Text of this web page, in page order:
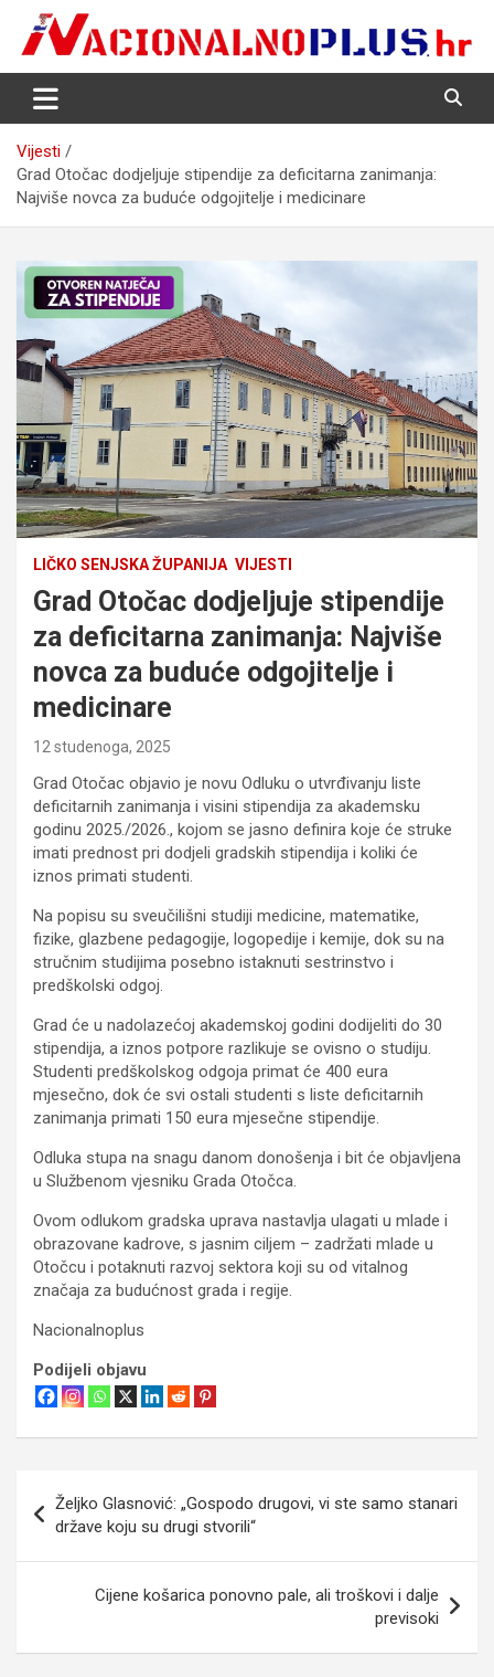
content
NacionalnoPlus.hr
Nacija želi znati više
Vijesti
Grad Otočac dodjeljuje stipendije za deficitarna zanimanja:
Najviše novca za buduće odgojitelje i medicinare
LIČKO SENJSKA ŽUPANIJA VIJESTI
Grad Otočac dodjeljuje stipendije
za deficitarna zanimanja: Najviše
novca za buduće odgojitelje i
medicinare
12 studenoga, 2025
Grad Otočac objavio je novu Odluku o utvrđivanju liste
deficitarnih zanimanja i visini stipendija za akademsku
godinu 2025./2026., kojom se jasno definira koje će struke
imati prednost pri dodjeli gradskih stipendija i koliki će
iznos primati studenti.
Na popisu su sveučilišni studiji medicine, matematike,
fizike, glazbene pedagogije, logopedije i kemije, dok su na
stručnim studijima posebno istaknuti sestrinstvo i
predškolski odgoj.
Grad će u nadolazećoj akademskoj godini dodijeliti do 30
stipendija, a iznos potpore razlikuje se ovisno o studiju.
Studenti predškolskog odgoja primat će 400 eura
mjesečno, dok će svi ostali studenti s liste deficitarnih
zanimanja primati 150 eura mjesečne stipendije.
Odluka stupa na snagu danom donošenja i bit će objavljena
u Službenom vjesniku Grada Otočca.
Ovom odlukom gradska uprava nastavlja ulagati u mlade i
obrazovane kadrove, s jasnim ciljem – zadržati mlade u
Otočcu i potaknuti razvoj sektora koji su od vitalnog
značaja za budućnost grada i regije.
Nacionalnoplus
Podijeli objavu
Navigacija
objava
Željko Glasnović: „Gospodo drugovi, vi ste samo stanari
države koju su drugi stvorili“
Cijene košarica ponovno pale, ali troškovi i dalje
previsoki